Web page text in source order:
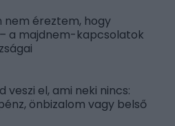
nem éreztem, hogy
– a majdnem-kapcsolatok
veszi el, ami neki nincs:
önbizalom vagy belső